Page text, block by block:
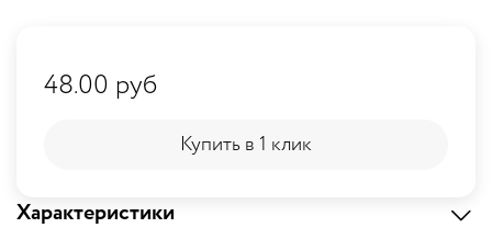
Характеристики
48.00 руб
Купить в 1 клик
Купить в 1 клик